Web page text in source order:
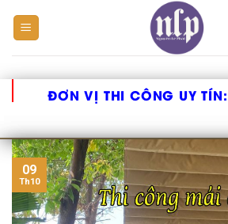
NHỰA
ĐƠN VỊ THI CÔNG UY TÍN:
09
Th10